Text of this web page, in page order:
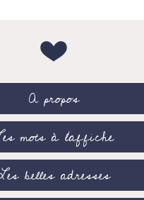
A propos
mots à l’affiche
belles adresses